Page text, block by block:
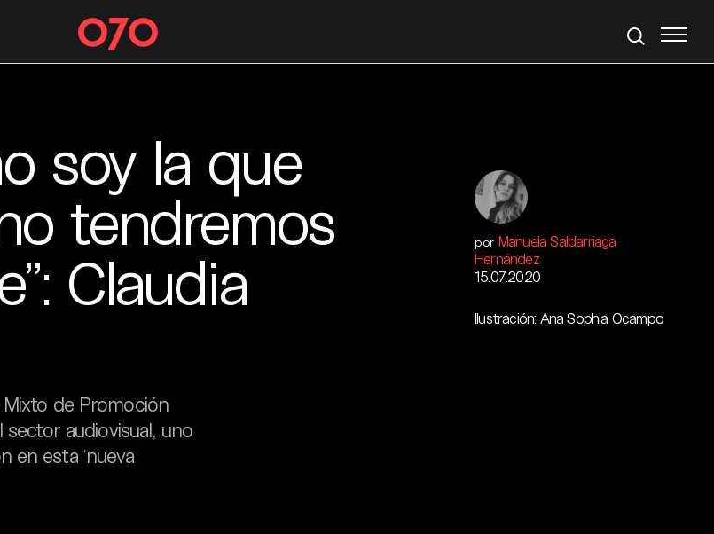
soy la que
tendremos
Claudia
de Promoción
audiovisual, uno
en esta ‘nueva
por Manuela Saldarriaga
Hernández
15.07.2020
Ilustración: Ana Sophia Ocampo